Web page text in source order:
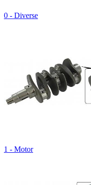
0 - Diverse
1 - Motor